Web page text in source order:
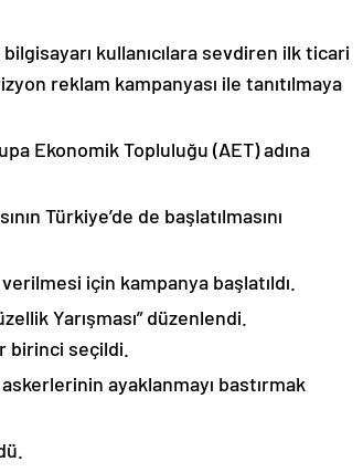
kullanıcılara sevdiren ilk ticari
reklam kampanyası ile tanıtılmaya
Ekonomik Topluluğu (AET) adına
Türkiye’de de başlatılmasını
verilmesi için kampanya başlatıldı.
Yarışması” düzenlendi.
birinci seçildi.
ayaklanmayı bastırmak